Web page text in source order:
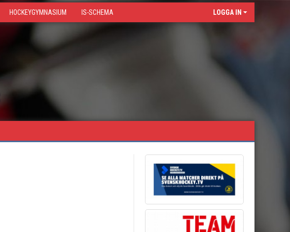
HOCKEYGYMNASIUM IS-SCHEMA LOGGA IN